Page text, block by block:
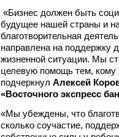
«Бизнес должен быть
будущее нашей страны и
благотворительная
направлена на поддержку
жизненной ситуации. Мы
целевую помощь тем, кому
подчеркнул Алексей
«Восточного экспресс
«Мы убеждены, что
сколько соучастие,